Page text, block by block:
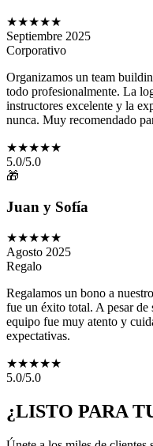
★★★★★
Septiembre 2025
Corporativo
Organizamos un team
todo profesionalmente. La
instructores excelente y la
nunca. Muy recomendado
★★★★★
5.0/5.0
🎁
Juan y Sofía
★★★★★
Agosto 2025
Regalo
Regalamos un bono a
fue un éxito total. A pesar
equipo fue muy atento y
expectativas.
★★★★★
5.0/5.0
¿LISTO PARA